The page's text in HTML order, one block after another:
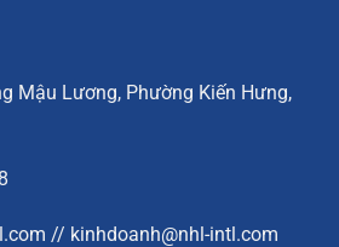
Mậu Lương, Phường Kiến Hưng,
// kinhdoanh@nhl-intl.com